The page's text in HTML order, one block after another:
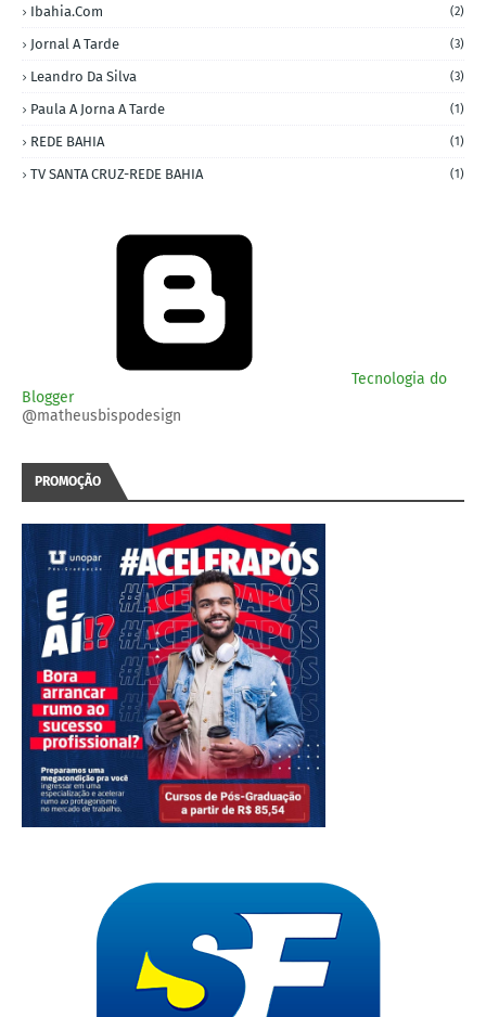
Ibahia.com (2)
Jornal A Tarde (3)
Leandro Da Silva (3)
Paula A Jorna A Tarde (1)
REDE BAHIA (1)
TV SANTA CRUZ-REDE BAHIA (1)
Tecnologia do
Blogger
@matheusbispodesign
PROMOÇÃO